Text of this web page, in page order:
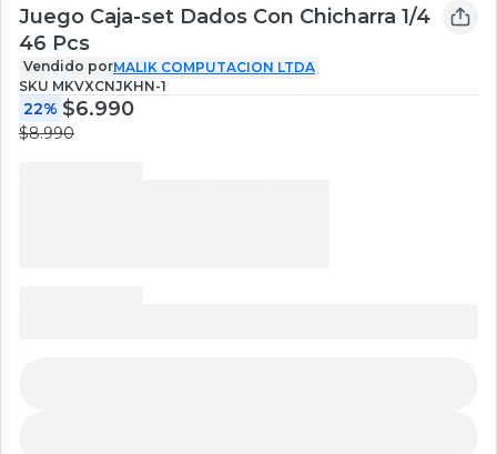
Juego Caja-set Dados Con Chicharra 1/4
46 Pcs
Vendido porMALIK COMPUTACION LTDA
SKU MKVXCNJKHN-1
22% $6.990
$8.990